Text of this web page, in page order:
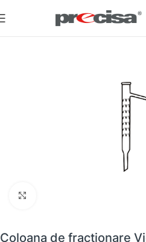
Coloana de fractionare